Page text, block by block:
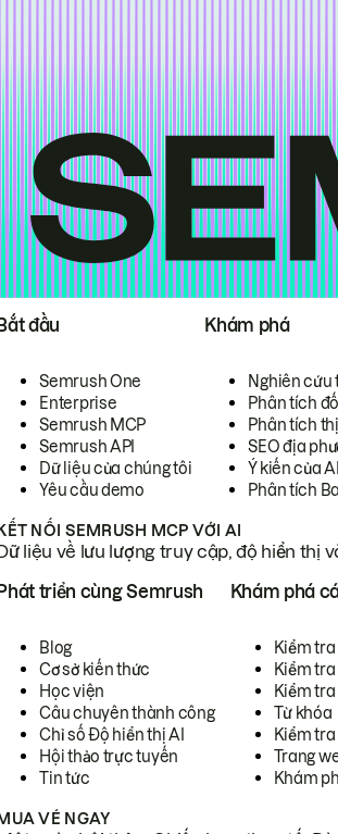
Bắt đầu
Semrush One
Enterprise
Semrush MCP
Semrush API
Dữ liệu của chúng tôi
Yêu cầu demo
Khám phá
Nghiên cứu
Phân tích
Phân tích
SEO địa
Ý kiến của
Phân tích
KẾT NỐI SEMRUSH MCP VỚI AI
liệu về lưu lượng truy cập, độ hiển thị
Phát triển cùng Semrush
Blog
Cơ sở kiến thức
Học viện
Câu chuyên thành công
Chỉ số Độ hiển thị AI
Hội thảo trực tuyến
Tin tức
Khám phá
Kiểm
Kiểm tra
Kiểm
Từ khóa
Kiểm
Trang
Khám
MUA VÉ NGAY